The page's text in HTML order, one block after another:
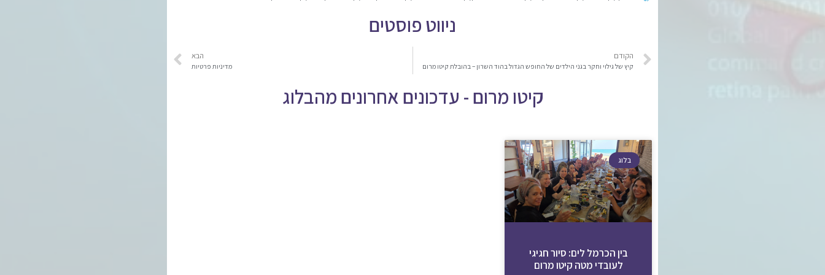
ניווט פוסטים
הקודם
קיץ של גילוי וחקר בגני הילדים של החופש הגדול בהוד השרון – בהובלת קיטו מרום
הבא
מדיניות פרטיות
קיטו מרום - עדכונים אחרונים מהבלוג
בלוג
בין הכרמל לים: סיור חגיגי
לעובדי מטה קיטו מרום